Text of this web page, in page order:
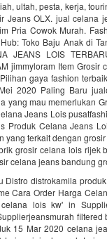
ultah, pesta, kerja,
Jeans OLX. jual celana
Pria Cowok Murah.
Toko Baju Anak di
JEANS LOIS
jimmyloram Item Grosir
gaya fashion
2020 Paling Baru
yang mau memerlukan
Jeans Lois
Celana Jeans
yang terkait dengan
grosir celana lois rijek
celana jeans bandung
distrokamila
Cara Order Harga
lois kw' in
filtered
15 Mar 2020 celana